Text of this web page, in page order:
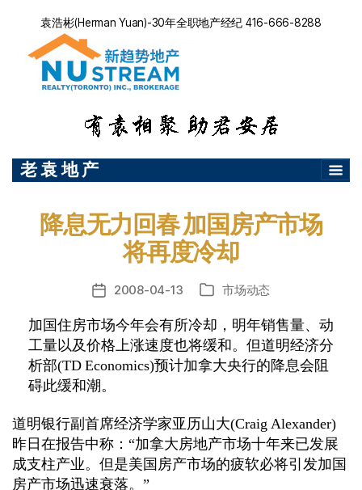
袁浩彬(Herman Yuan)-30年全职地产经纪 416-666-8288
老 袁 地 产
降息无力回春 加国房产市场
将再度冷却
发
日
期
2008-04-13
分 市场动态
加国住房市场今年会有所冷却，明年销售量、动
工量以及价格上涨速度也将缓和。但道明经济分
析部(TD Economics)预计加拿大央行的降息会阻
碍此缓和潮。
道明银行副首席经济学家亚历山大(Craig Alexander)
昨日在报告中称：“加拿大房地产市场十年来已发展
成支柱产业。但是美国房产市场的疲软必将引发加国
房产市场迅速衰落。”